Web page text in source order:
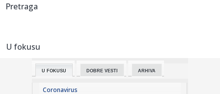
tankere s...
09:05:
09:01: Журка Југословенка у Беер Гарден-у ...
Pretraga
U fokusu
U FOKUSU DOBRE VESTI ARHIVA
Coronavirus